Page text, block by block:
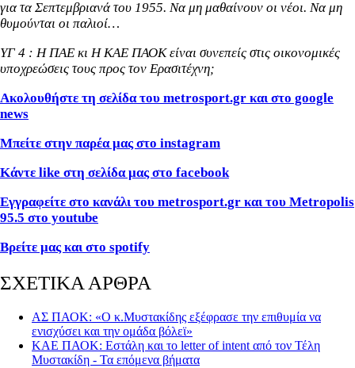
για τα Σεπτεμβριανά του 1955. Να μη μαθαίνουν οι νέοι. Να μη
θυμούνται οι παλιοί…
ΥΓ 4 : Η ΠΑΕ κι Η ΚΑΕ ΠΑΟΚ είναι συνεπείς στις οικονομικές
υποχρεώσεις τους προς τον Ερασιτέχνη;
Ακολουθήστε τη σελίδα του metrosport.gr και στο google
news
Μπείτε στην παρέα μας στο instagram
Κάντε like στη σελίδα μας στο facebook
Εγγραφείτε στο κανάλι του metrosport.gr και του Metropolis
95.5 στο youtube
Βρείτε μας και στο spotify
ΣΧΕΤΙΚΑ ΑΡΘΡΑ
ΑΣ ΠΑΟΚ: «Ο κ.Μυστακίδης εξέφρασε την επιθυμία να
ενισχύσει και την ομάδα βόλεϊ»
ΚΑΕ ΠΑΟΚ: Εστάλη και το letter of intent από τον Τέλη
Μυστακίδη - Τα επόμενα βήματα